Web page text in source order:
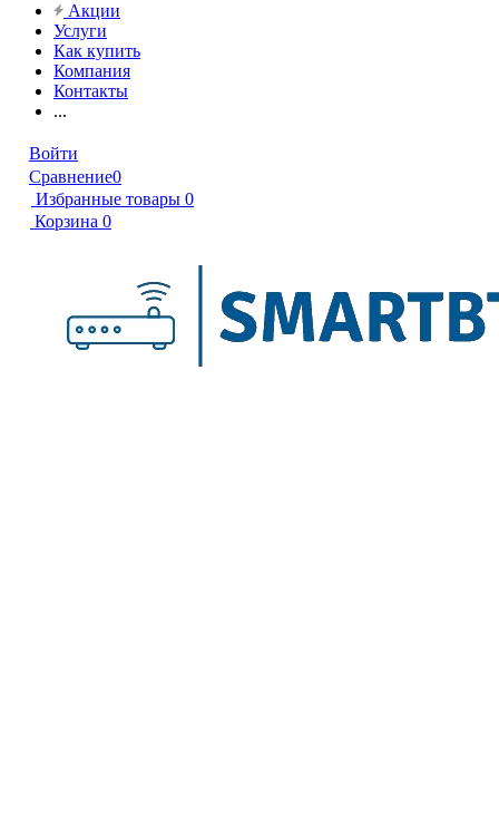
Акции
Услуги
Как купить
Компания
Контакты
...
Войти
Сравнение0
Избранные товары 0
Корзина 0